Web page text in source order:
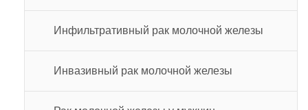
Инфильтративный рак молочной железы
Инвазивный рак молочной железы